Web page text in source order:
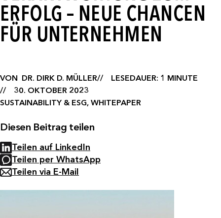
ERFOLG – NEUE CHANCEN
FÜR UNTERNEHMEN
VON DR. DIRK D. MÜLLER
LESEDAUER: 1 MINUTE
30. OKTOBER 2023
SUSTAINABILITY & ESG, WHITEPAPER
Diesen Beitrag teilen
Teilen auf LinkedIn
Teilen per WhatsApp
Teilen via E-Mail